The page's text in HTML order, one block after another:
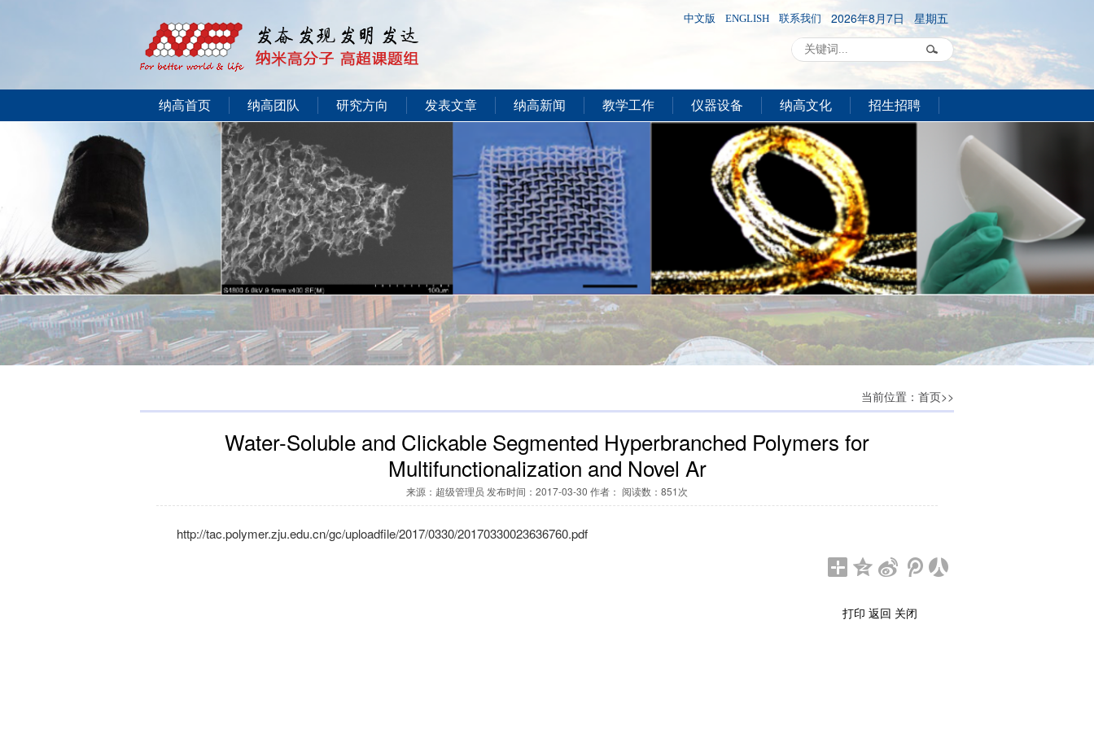
中文版 ENGLISH 联系我们 2026年8月7日 星期五
纳高首页 纳高团队 研究方向 发表文章 纳高新闻 教学工作 仪器设备 纳高文化 招生招聘
当前位置： 首页>>
Water-Soluble and Clickable Segmented Hyperbranched Polymers for
Multifunctionalization and Novel Ar
来源：超级管理员 发布时间：2017-03-30 作者： 阅读数：851次
http://tac.polymer.zju.edu.cn/gc/uploadfile/2017/0330/20170330023636760.pdf
打印 返回 关闭